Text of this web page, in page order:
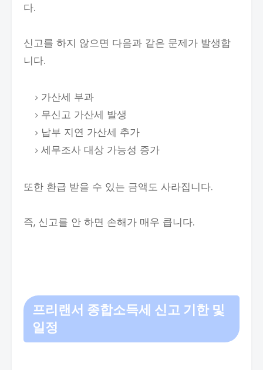
다.
신고를 하지 않으면 다음과 같은 문제가 발생합
니다.
가산세 부과
무신고 가산세 발생
납부 지연 가산세 추가
세무조사 대상 가능성 증가
또한 환급 받을 수 있는 금액도 사라집니다.
즉, 신고를 안 하면 손해가 매우 큽니다.
프리랜서 종합소득세 신고 기한 및
일정